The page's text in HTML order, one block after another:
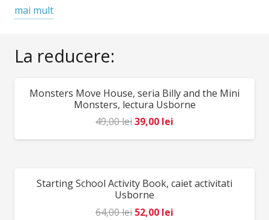
AVERTISMENT: Contraindicat copiilor sub 3 ani.
stricta supraveghere a unei persoane adulte.
mai mult
La reducere:
REDUCERI!
Monsters Move House, seria Billy and the Mini
Monsters, lectura Usborne
49,00leiPrețul
inițial
49,00 lei.
39,00 lei
curent
REDUCERI!
Starting School Activity Book, caiet activitati
Usborne
64,00lei Prețul
52,00 lei